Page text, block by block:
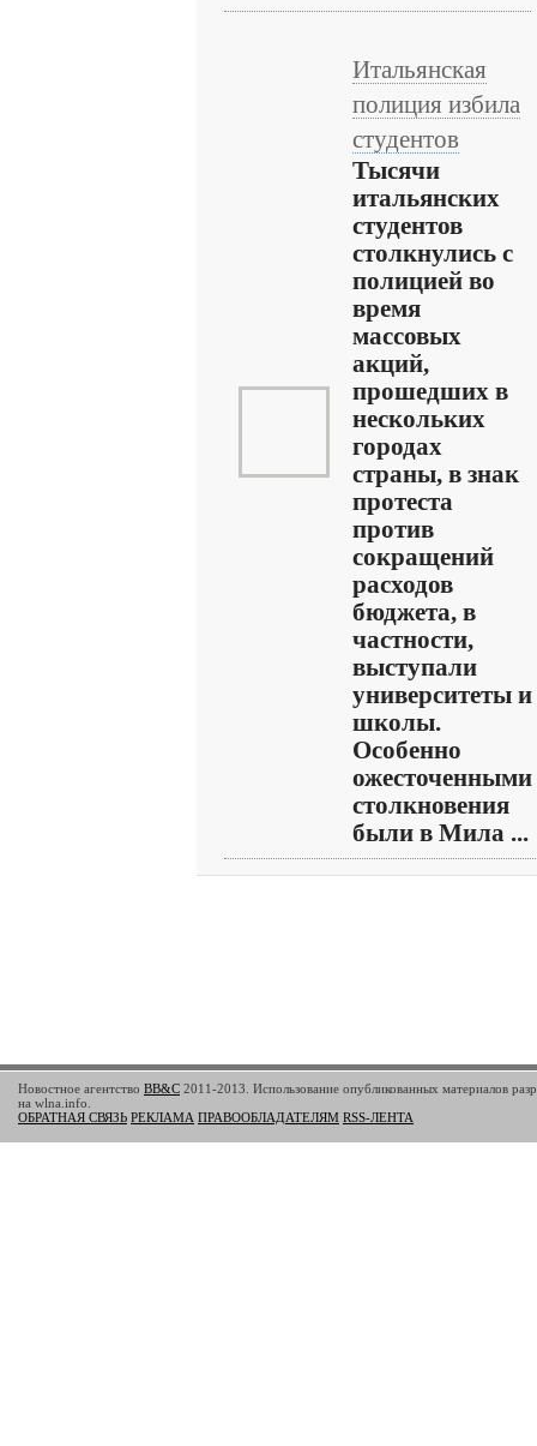
Итальянская
полиция избила
студентов
Тысячи
итальянских
студентов
столкнулись с
полицией во
время
массовых
акций,
прошедших в
нескольких
городах
страны, в знак
протеста
против
сокращений
расходов
бюджета, в
частности,
выступали
университеты и
школы.
Особенно
ожесточенными
столкновения
были в Мила ...
Новостное агентство BB&C 2011-2013. Использование опубликованных материалов
на wlna.info.
ОБРАТНАЯ СВЯЗЬ РЕКЛАМА ПРАВООБЛАДАТЕЛЯМ RSS-ЛЕНТА